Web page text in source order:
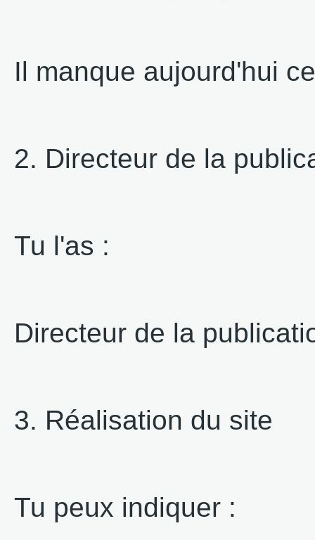
Il manque aujourd'hui
2. Directeur de la
Tu l'as :
Directeur de la
3. Réalisation du site
Tu peux indiquer :